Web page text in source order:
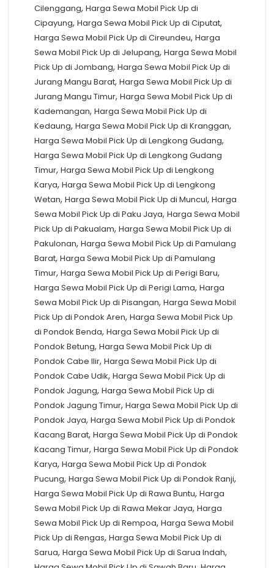
Cilenggang, Harga Sewa Mobil Pick Up di
Cipayung, Harga Sewa Mobil Pick Up di Ciputat,
Harga Sewa Mobil Pick Up di Cireundeu, Harga
Sewa Mobil Pick Up di Jelupang, Harga Sewa Mobil
Pick Up di Jombang, Harga Sewa Mobil Pick Up di
Jurang Mangu Barat, Harga Sewa Mobil Pick Up di
Jurang Mangu Timur, Harga Sewa Mobil Pick Up di
Kademangan, Harga Sewa Mobil Pick Up di
Kedaung, Harga Sewa Mobil Pick Up di Kranggan,
Harga Sewa Mobil Pick Up di Lengkong Gudang,
Harga Sewa Mobil Pick Up di Lengkong Gudang
Timur, Harga Sewa Mobil Pick Up di Lengkong
Karya, Harga Sewa Mobil Pick Up di Lengkong
Wetan, Harga Sewa Mobil Pick Up di Muncul, Harga
Sewa Mobil Pick Up di Paku Jaya, Harga Sewa Mobil
Pick Up di Pakualam, Harga Sewa Mobil Pick Up di
Pakulonan, Harga Sewa Mobil Pick Up di Pamulang
Barat, Harga Sewa Mobil Pick Up di Pamulang
Timur, Harga Sewa Mobil Pick Up di Perigi Baru,
Harga Sewa Mobil Pick Up di Perigi Lama, Harga
Sewa Mobil Pick Up di Pisangan, Harga Sewa Mobil
Pick Up di Pondok Aren, Harga Sewa Mobil Pick Up
di Pondok Benda, Harga Sewa Mobil Pick Up di
Pondok Betung, Harga Sewa Mobil Pick Up di
Pondok Cabe Ilir, Harga Sewa Mobil Pick Up di
Pondok Cabe Udik, Harga Sewa Mobil Pick Up di
Pondok Jagung, Harga Sewa Mobil Pick Up di
Pondok Jagung Timur, Harga Sewa Mobil Pick Up di
Pondok Jaya, Harga Sewa Mobil Pick Up di Pondok
Kacang Barat, Harga Sewa Mobil Pick Up di Pondok
Kacang Timur, Harga Sewa Mobil Pick Up di Pondok
Karya, Harga Sewa Mobil Pick Up di Pondok
Pucung, Harga Sewa Mobil Pick Up di Pondok Ranji,
Harga Sewa Mobil Pick Up di Rawa Buntu, Harga
Sewa Mobil Pick Up di Rawa Mekar Jaya, Harga
Sewa Mobil Pick Up di Rempoa, Harga Sewa Mobil
Pick Up di Rengas, Harga Sewa Mobil Pick Up di
Sarua, Harga Sewa Mobil Pick Up di Sarua Indah,